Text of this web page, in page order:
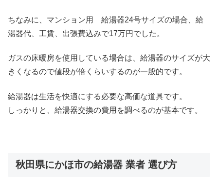
ちなみに、マンション用 給湯器24号サイズの場合、給
湯器代、工賃、出張費込みで17万円でした。
ガスの床暖房を使用している場合は、給湯器のサイズが大
きくなるので値段が倍くらいするのが一般的です。
給湯器は生活を快適にする必要な高価な道具です。
しっかりと、給湯器交換の費用を調べるのが基本です。
秋田県にかほ市の給湯器 業者 選び方